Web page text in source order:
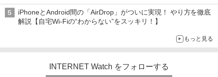
ECCメモリへのアップグレードも可能
iPhoneとAndroid間の「AirDrop」がついに実現！ やり方を徹底
解説【自宅Wi-Fiの“わからない”をスッキリ！】
もっと見る
INTERNET Watch をフォローする